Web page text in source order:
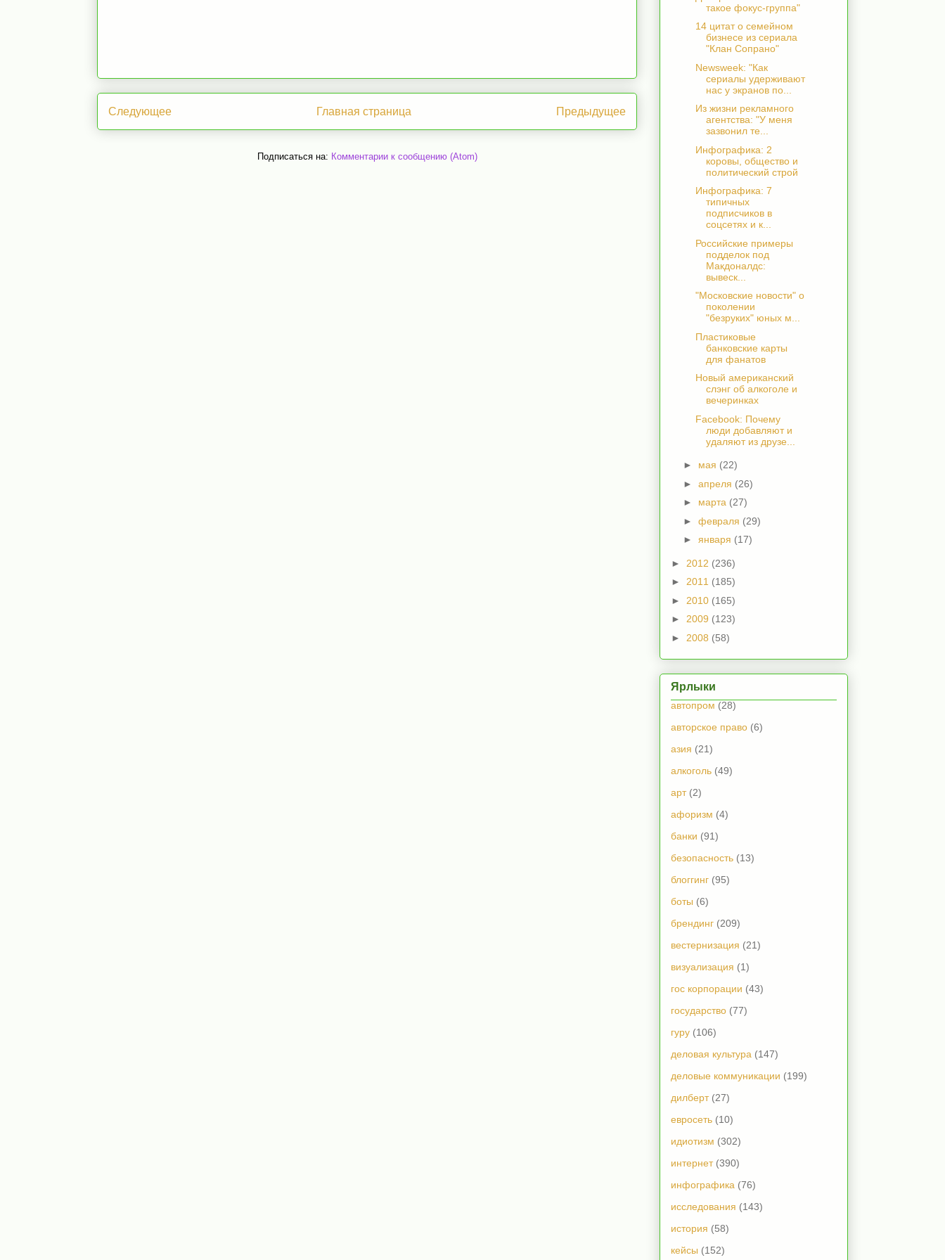
Следующее Предыдущее
Главная страница
Подписаться на: Комментарии к сообщению (Atom)
такое фокус-группа"
14 цитат о семейном
бизнесе из сериала
"Клан Сопрано"
Newsweek: "Как
сериалы удерживают
нас у экранов по...
Из жизни рекламного
агентства: "У меня
зазвонил те...
Инфографика: 2
коровы, общество и
политический строй
Инфографика: 7
типичных
подписчиков в
соцсетях и к...
Российские примеры
подделок под
Макдоналдс:
вывеск...
"Московские новости" о
поколении
"безруких" юных м...
Пластиковые
банковские карты
для фанатов
Новый американский
слэнг об алкоголе и
вечеринках
Facebook: Почему
люди добавляют и
удаляют из друзе...
► мая (22)
► апреля (26)
► марта (27)
► февраля (29)
► января (17)
► 2012 (236)
► 2011 (185)
► 2010 (165)
► 2009 (123)
► 2008 (58)
Ярлыки
автопром (28)
авторское право (6)
азия (21)
алкоголь (49)
арт (2)
афоризм (4)
банки (91)
безопасность (13)
блоггинг (95)
боты (6)
брендинг (209)
вестернизация (21)
визуализация (1)
гос корпорации (43)
государство (77)
гуру (106)
деловая культура (147)
деловые коммуникации (199)
дилберт (27)
евросеть (10)
идиотизм (302)
интернет (390)
инфографика (76)
исследования (143)
история (58)
кейсы (152)